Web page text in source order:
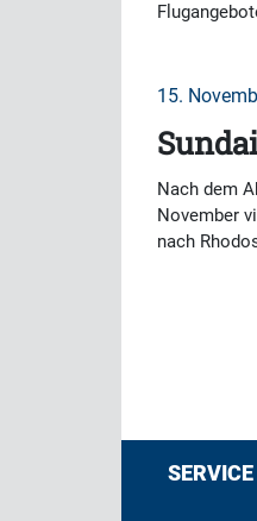
15.
Nach dem
November
nach
SERVICE